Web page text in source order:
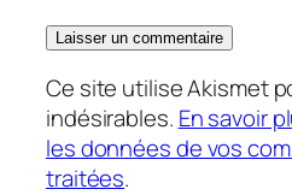
Ce site utilise Akismet
indésirables. En savoir
les données de vos
traitées.